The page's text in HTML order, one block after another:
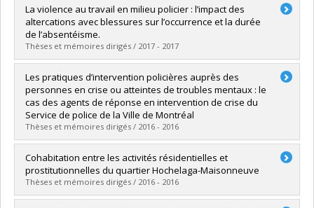
Diplômé(e) :Lagacé, Maude
Cycle :Maîtrise
Diplôme obtenu :
Lien vers le document dans Papyrus
La violence au travail en milieu policier : l’impact des
altercations avec blessures sur l’occurrence et la durée
de l’absentéisme.
Thèses et mémoires dirigés / 2017 - 2017
Diplômé(e) :Fortin, Mélissa
Cycle :Maîtrise
Diplôme obtenu :M. Sc.
Lien vers le document dans Papyrus
Les pratiques d’intervention policières auprès des
personnes en crise ou atteintes de troubles mentaux : le
cas des agents de réponse en intervention de crise du
Service de police de la Ville de Montréal
Thèses et mémoires dirigés / 2016 - 2016
Diplômé(e) : Ravary, Michaëlle
Cycle :Maîtrise
Diplôme obtenu :M. Sc.
Lien vers le document dans Papyrus
Cohabitation entre les activités résidentielles et
prostitutionnelles du quartier Hochelaga-Maisonneuve
Thèses et mémoires dirigés / 2016 - 2016